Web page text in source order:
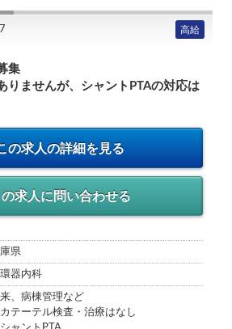
高給
集
りませんが、シャントPTAの対応は
の求人の詳細を見る
の求人に問い合わせる
県
器内科
、病棟管理など
カテーテル検査・治療はなし